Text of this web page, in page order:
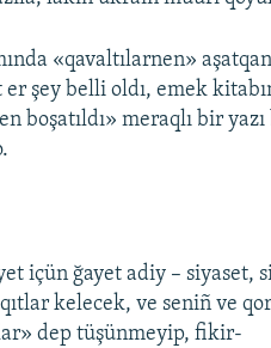
«qavaltılarnen»
şey belli oldı, emek
boşatıldı» meraqlı bir yazı
içün ğayet adiy – siyaset,
kelecek, ve seniñ ve
dep tüşünmeyip, fikir-